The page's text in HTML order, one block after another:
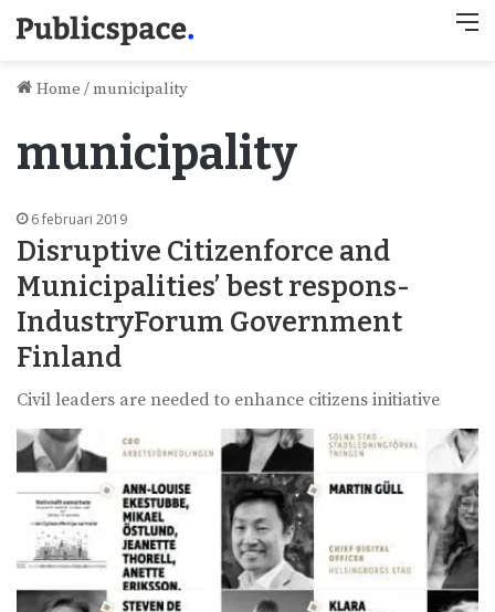
Home /municipality
municipality
6 februari 2019
Disruptive Citizenforce and
Municipalities’ best respons-
IndustryForum Government
Finland
Civil leaders are needed to enhance citizens initiative